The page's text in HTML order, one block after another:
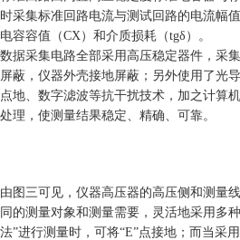
时采集标准回路电流与测试回路的电流幅
电容容值（CX）和介质损耗（tgδ）。
数据采集电路全部采用高压稳定器件，采
屏蔽，仪器外壳接地屏蔽；另外使用了光
点地、数字滤波等抗干扰技术，加之计算
处理，使测量结果稳定、精确、可靠。
由图三可见，仪器高压器的高压侧和测量
同的测量对象和测量需要，灵活地采用多
法”进行测量时，可将“E”点接地；而当采